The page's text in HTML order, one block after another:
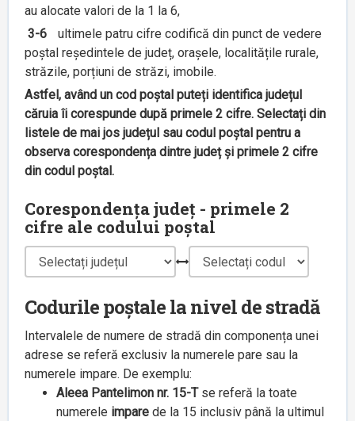
au alocate valori de la 1 la 6,
3-6
ultimele patru cifre codifică din punct de vedere
poștal reședintele de județ, orașele, localitățile rurale,
străzile, porțiuni de străzi, imobile.
Astfel, având un cod poștal puteți identifica județul
căruia îi corespunde după primele 2 cifre. Selectați din
listele de mai jos județul sau codul poștal pentru a
observa corespondența dintre județ și primele 2 cifre
din codul poștal.
Corespondența județ - primele 2
cifre ale codului poștal
Codurile poștale la nivel de stradă
Intervalele de numere de stradă din componența unei
adrese se referă exclusiv la numerele pare sau la
numerele impare. De exemplu:
Aleea Pantelimon nr. 15-Tse referă la toate
numerele impare de la 15 inclusiv până la ultimul